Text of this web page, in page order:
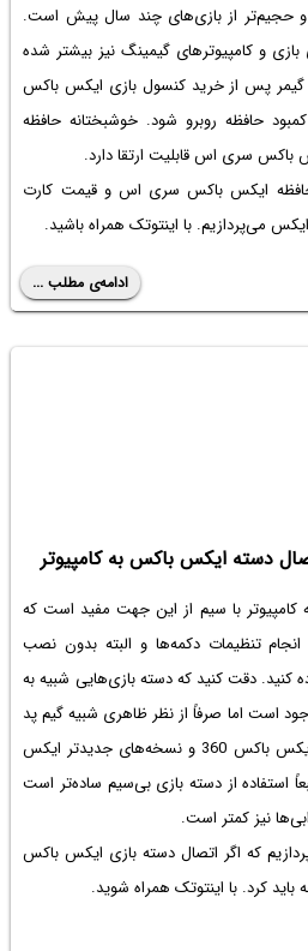
و حجیم‌تر از بازی‌های چند سال پیش است.
و کامپیوترهای گیمینگ نیز بیشتر شده
پس از خرید کنسول بازی ایکس باکس
حافظه روبرو شود. خوشبختانه حافظه
باکس سری اس قابلیت ارتقا دارد.
ایکس باکس سری اس و قیمت کارت
می‌پردازیم. با اینتوتک همراه باشید.
ادامه‌ی مطلب ...
دسته ایکس باکس به کامپیوتر
از این جهت مفید است که
انجام تنظیمات دکمه‌ها و البته بدون نصب
کنید. دقت کنید که دسته بازی‌هایی شبیه به
است اما صرفاً از نظر ظاهری شبیه گیم پد
ایکس باکس است. دسته بازی ایکس باکس 360 و نسخه‌های جدیدتر ایکس
استفاده از دسته بازی بی‌سیم ساده‌تر است
نیز کمتر است.
که اگر اتصال دسته بازی ایکس باکس
کرد. با اینتوتک همراه شوید.